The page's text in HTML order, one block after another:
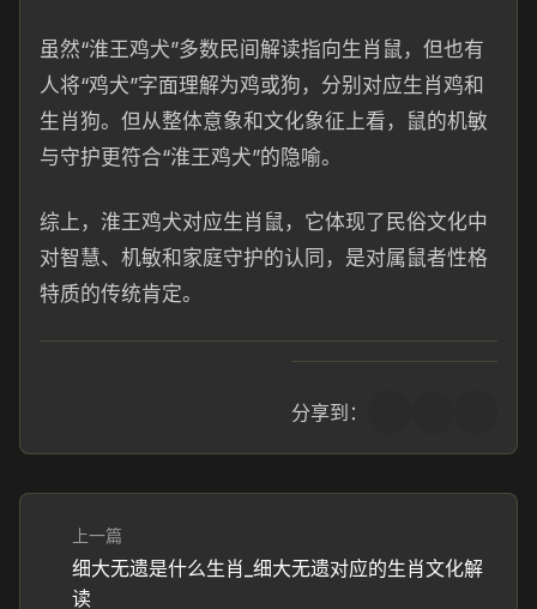
虽然“淮王鸡犬”多数民间解读指向生肖鼠，但也有
人将“鸡犬”字面理解为鸡或狗，分别对应生肖鸡和
生肖狗。但从整体意象和文化象征上看，鼠的机敏
与守护更符合“淮王鸡犬”的隐喻。
综上，淮王鸡犬对应生肖鼠，它体现了民俗文化中
对智慧、机敏和家庭守护的认同，是对属鼠者性格
特质的传统肯定。
分享到：
上一篇
细大无遗是什么生肖_细大无遗对应的生肖文化解
读